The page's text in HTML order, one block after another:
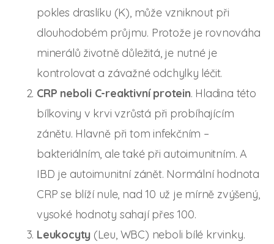
pokles draslíku (K), může vzniknout při
dlouhodobém průjmu. Protože je rovnováha
minerálů životně důležitá, je nutné je
kontrolovat a závažné odchylky léčit.
CRP neboli C-reaktivní protein. Hladina této
bílkoviny v krvi vzrůstá při probíhajícím
zánětu. Hlavně při tom infekčním –
bakteriálním, ale také při autoimunitním. A
IBD je autoimunitní zánět. Normální hodnota
CRP se blíží nule, nad 10 už je mírně zvýšený,
vysoké hodnoty sahají přes 100.
Leukocyty (Leu, WBC) neboli bílé krvinky.